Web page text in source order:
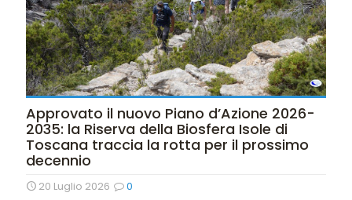
Approvato il nuovo Piano d’Azione 2026-
2035: la Riserva della Biosfera Isole di
Toscana traccia la rotta per il prossimo
decennio
20 Luglio 2026
0